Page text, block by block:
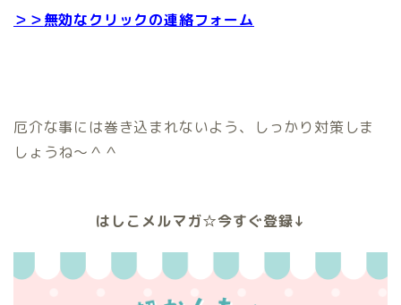
＞＞無効なクリックの連絡フォーム
厄介な事には巻き込まれないよう、しっかり対策しま
しょうね～＾＾
はしこメルマガ☆今すぐ登録↓